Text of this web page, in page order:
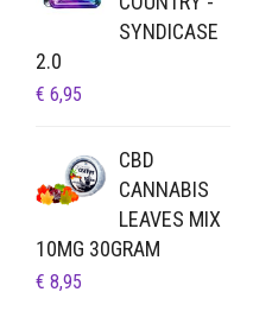
SYNDICASE
2.0
€ 6,95
CBD
CANNABIS
LEAVES MIX
10MG 30GRAM
€ 8,95